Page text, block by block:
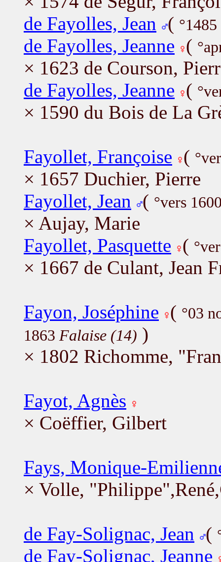
de Fayolles, Jean
(
de Fayolles, Jeanne (
× 1623 de Courson,
de Fayolles, Jeanne (
× 1590 du Bois de La
Fayollet, Françoise (
× 1657 Duchier, Pierre
Fayollet, Jean
( °vers
× Aujay, Marie
Fayollet, Pasquette (
× 1667 de Culant, Jean
Fayon, Joséphine ( °03
1863 Falaise (14) )
× 1802 Richomme,
Fayot, Agnès
× Coëffier, Gilbert
Fays, Monique-
× Volle,
de Fay-Solignac, Jean (
de Fay-Solignac, Jeanne